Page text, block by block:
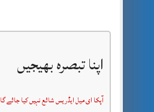
اپنا تبصرہ بھیجیں
آپکا ای میل ایڈریس شائع نہیں کیا جائے گا